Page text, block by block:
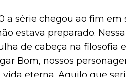
a série chegou ao fim
estava preparado.
de cabeça na filosofia
Bom, nossos